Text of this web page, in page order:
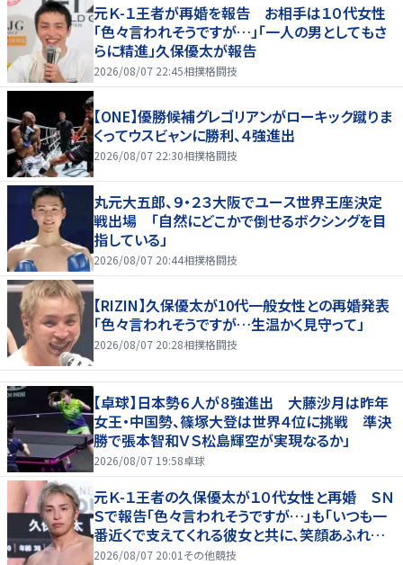
元Ｋ-１王者が再婚を報告 お相手は１０代女性
「色々言われそうですが…」「一人の男としてもさ
らに精進」久保優太が報告
2026/08/07 22:45相撲格闘技
【ONE】優勝候補グレゴリアンがローキック蹴りま
くってウスビャンに勝利、４強進出
2026/08/07 22:30相撲格闘技
丸元大五郎、９・２３大阪でユース世界王座決定
戦出場 「自然にどこかで倒せるボクシングを目
指している」
2026/08/07 20:44相撲格闘技
【RIZIN】久保優太が10代一般女性との再婚発表
「色々言われそうですが…生温かく見守って」
2026/08/07 20:28相撲格闘技
【卓球】日本勢６人が８強進出 大藤沙月は昨年
女王・中国勢、篠塚大登は世界４位に挑戦 準決
勝で張本智和ＶＳ松島輝空が実現なるか」
2026/08/07 19:58卓球
元Ｋ-１王者の久保優太が１０代女性と再婚 ＳＮ
Ｓで報告「色々言われそうですが…」も「いつも一
番近くで支えてくれる彼女と共に、笑顔あふれる
家庭を築いていきたい」
2026/08/07 20:01 その他競技